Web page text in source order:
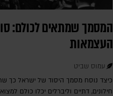
המסמך שמתאים לכולם:
העצמאות
עמוס שביט
כיצד נוסח מסמך היסוד של ישראל כך
חילונים, דתיים וליברלים יכלו כולם